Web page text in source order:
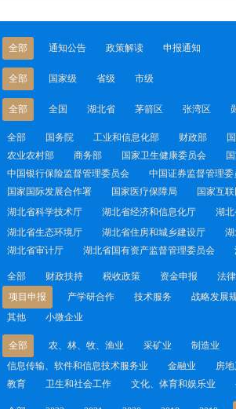
全部 通知公告 政策解读 申报通知
全部 国家级 省级 市级
全部 全国 湖北省 茅箭区 张湾区
全部 国务院 工业和信息化部 财政部
农业农村部
商务部 国家卫生健康委员会
中国银行保险监督管理委员会
中国证券监督管理委
国家国际发展合作署
国家医疗保障局
国家互
湖北省科学技术厅
湖北省经济和信息化厅
湖
湖北省生态环境厅
湖北省住房和城乡建设厅
湖北省审计厅
湖北省国有资产监督管理委员会
全部 财政扶持 税收政策 资金申报
法
项目申报
产学研合作 技术服务
战略发展
其他
小微企业
全部 农、林、牧、渔业 采矿业
制造业
信息传输、软件和信息技术服务业
金融业
房
教育
卫生和社会工作 文化、体育和娱乐业